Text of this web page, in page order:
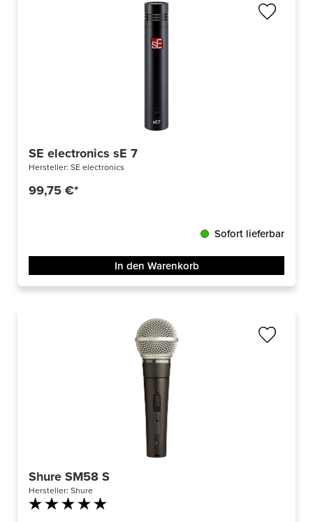
SE electronics sE 7
Hersteller: SE electronics
99,75 €*
Sofort lieferbar
In den Warenkorb
Shure SM58 S
Hersteller: Shure